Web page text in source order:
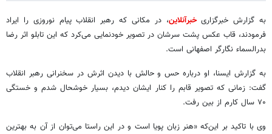
به گزارش خبرگزاریخبرآنلاین، در مکانی که رهبر انقلاب پیام نوروزی را ایراد
فرمودند، قاب عکس پشت سرشان در تصویر خودنمایی می‌کرد که این تابلو اثر رضا
بدرالسماء نگارگر اصفهانی است.
به گزارش ایسنا، او درباره حس و حالش با دیدن اثرش در سخنرانی رهبر انقلاب
گفت: زمانی که تصویر قابم را کنار ایشان دیدم، بسیار خوشحال شدم و خستگی
۷۰ سال کارم از بین رفت.
وی با تاکید بر این‌که «هنر زبان پویا است و در این راستا می‌توان از آن به بهترین